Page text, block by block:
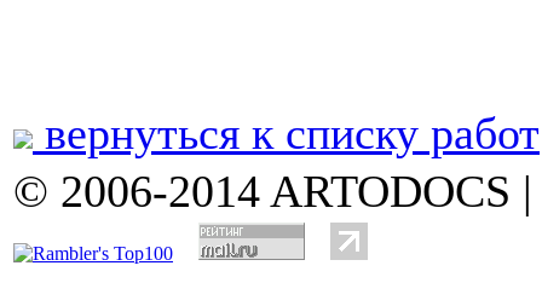
вернуться к списку работ
© 2006-2014 ARTODOCS